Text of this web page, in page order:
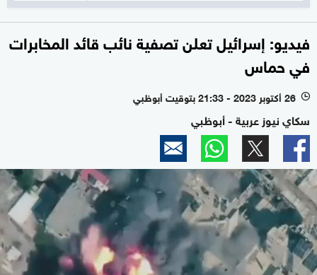
فيديو: إسرائيل تعلن تصفية نائب قائد المخابرات
في حماس
l 26 أكتوبر 2023 - 21:33 بتوقيت أبوظبي
سكاي نيوز عربية - أبوظبي